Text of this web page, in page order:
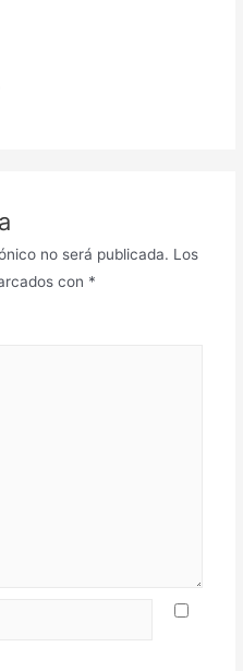
no será publicada. Los
con *